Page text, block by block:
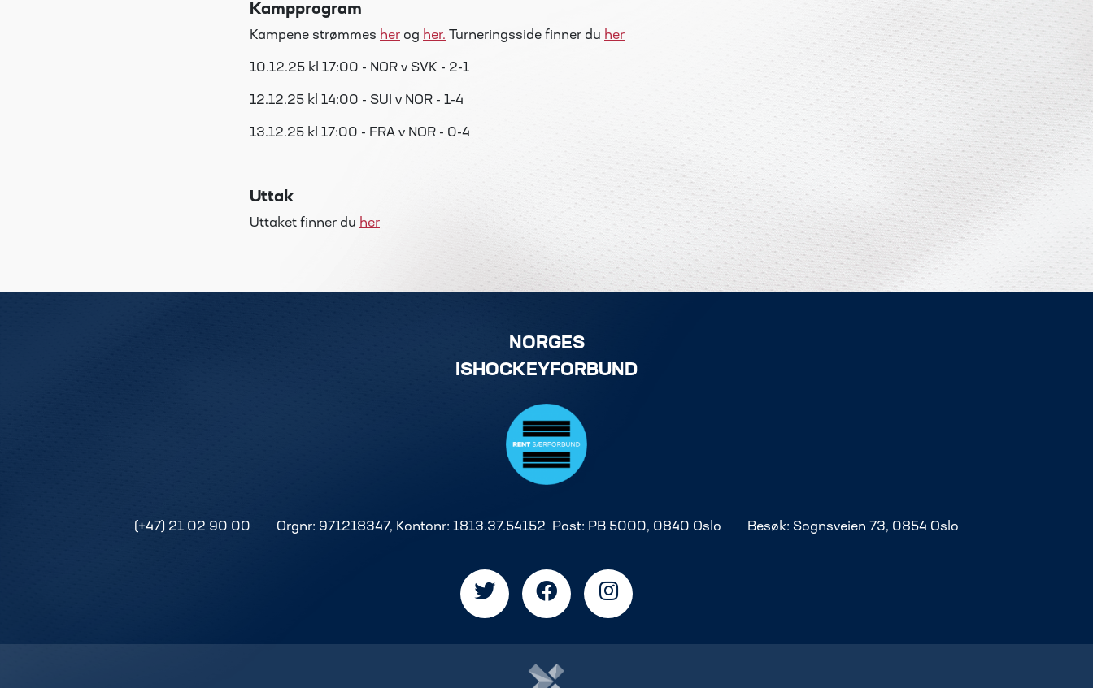
Kampprogram
Kampene strømmes her og her. Turneringsside finner du her
10.12.25 kl 17:00 - NOR v SVK - 2-1
12.12.25 kl 14:00 - SUI v NOR - 1-4
13.12.25 kl 17:00 - FRA v NOR - 0-4
Uttak
Uttaket finner du her
NORGES
ISHOCKEYFORBUND
(+47) 21 02 90 00 Orgnr: 971218347, Kontonr: 1813.37.54152 Post: PB 5000, 0840 Oslo Besøk: Sognsveien 73, 0854 Oslo